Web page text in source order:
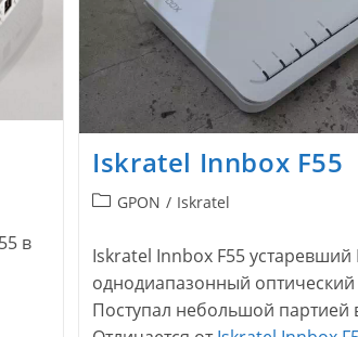
в
Iskratel Innbox F55
Рубрика
GPON / Iskratel
Iskratel Innbox F55
однодиапазонный
Поступал небольшой партией